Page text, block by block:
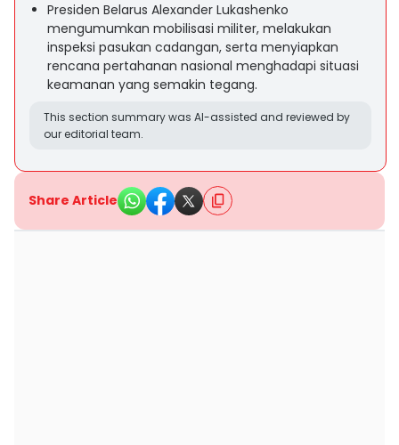
Presiden Belarus Alexander Lukashenko
mengumumkan mobilisasi militer, melakukan
inspeksi pasukan cadangan, serta menyiapkan
rencana pertahanan nasional menghadapi situasi
keamanan yang semakin tegang.
This section summary was AI-assisted and reviewed by
our editorial team.
Share Article